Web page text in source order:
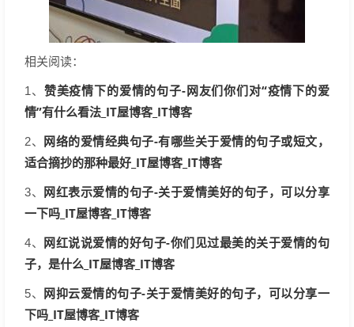
相关阅读：
1、 赞美疫情下的爱情的句子-网友们你们对“疫情下的爱
情”有什么看法_IT屋博客_IT博客
2、 网络的爱情经典句子-有哪些关于爱情的句子或短文，
适合摘抄的那种最好_IT屋博客_IT博客
3、 网红表示爱情的句子-关于爱情美好的句子，可以分享
一下吗_IT屋博客_IT博客
4、 网红说说爱情的好句子-你们见过最美的关于爱情的句
子，是什么_IT屋博客_IT博客
5、 网抑云爱情的句子-关于爱情美好的句子，可以分享一
下吗_IT屋博客_IT博客